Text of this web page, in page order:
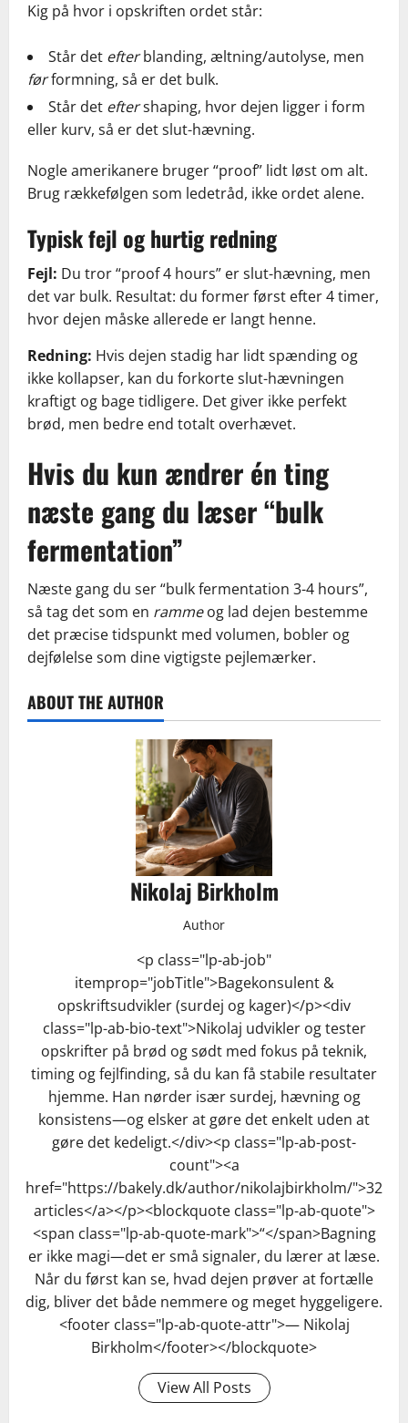
Kig på hvor i opskriften ordet står:
Står det efterblanding, æltning/autolyse, men
førformning, så er det bulk.
Står det eftershaping, hvor dejen ligger i form
eller kurv, så er det slut-hævning.
Nogle amerikanere bruger “proof” lidt løst om alt.
Brug rækkefølgen som ledetråd, ikke ordet alene.
Typisk fejl og hurtig redning
Fejl: Du tror “proof 4 hours” er slut-hævning, men
det var bulk. Resultat: du former først efter 4 timer,
hvor dejen måske allerede er langt henne.
Redning: Hvis dejen stadig har lidt spænding og
ikke kollapser, kan du forkorte slut-hævningen
kraftigt og bage tidligere. Det giver ikke perfekt
brød, men bedre end totalt overhævet.
Hvis du kun ændrer én ting
næste gang du læser “bulk
fermentation”
Næste gang du ser “bulk fermentation 3-4 hours”,
så tag det som en rammeog lad dejen bestemme
det præcise tidspunkt med volumen, bobler og
dejfølelse som dine vigtigste pejlemærker.
ABOUT THE AUTHOR
Nikolaj Birkholm
Author
<p class="lp-ab-job"
itemprop="jobTitle">Bagekonsulent &
opskriftsudvikler (surdej og kager)</p><div
class="lp-ab-bio-text">Nikolaj udvikler og tester
opskrifter på brød og sødt med fokus på teknik,
timing og fejlfinding, så du kan få stabile resultater
hjemme. Han nørder især surdej, hævning og
konsistens—og elsker at gøre det enkelt uden at
gøre det kedeligt.</div><p class="lp-ab-post-
count"><a
href="https://bakely.dk/author/nikolajbirkholm/">32
articles</a></p><blockquote class="lp-ab-quote">
<span class="lp-ab-quote-mark">“</span>Bagning
er ikke magi—det er små signaler, du lærer at læse.
Når du først kan se, hvad dejen prøver at fortælle
dig, bliver det både nemmere og meget hyggeligere.
<footer class="lp-ab-quote-attr">— Nikolaj
Birkholm</footer></blockquote>
View All Posts